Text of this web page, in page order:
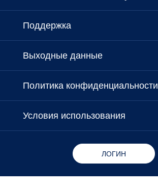
Поддержка
Выходные данные
Политика конфиденциальности
Условия использования
ЛОГИН